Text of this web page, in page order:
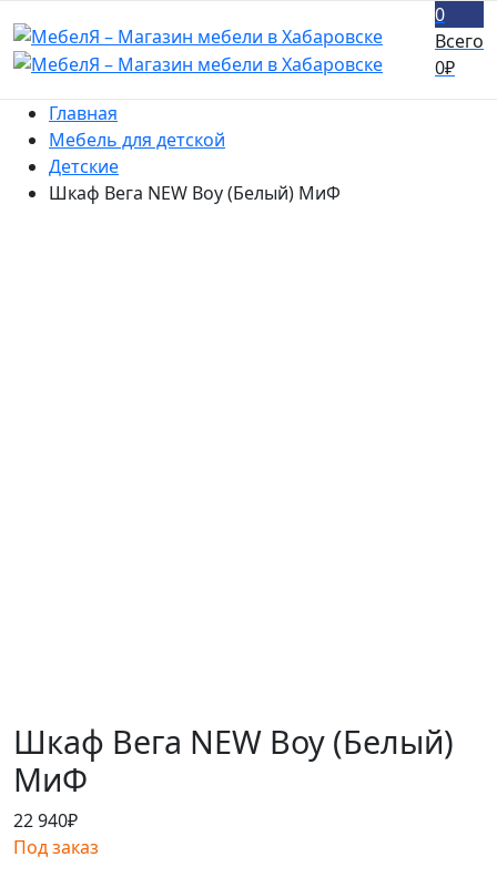
0
Всего
0₽
Главная
Мебель для детской
Детские
Шкаф Вега NEW Boy (Белый) МиФ
Шкаф Вега NEW Boy (Белый)
МиФ
22 940₽
Под заказ